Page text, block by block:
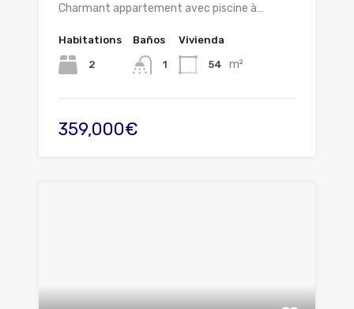
Charmant appartement avec piscine à…
Habitations
2
Baños
1
Vivienda
54 m²
359,000€